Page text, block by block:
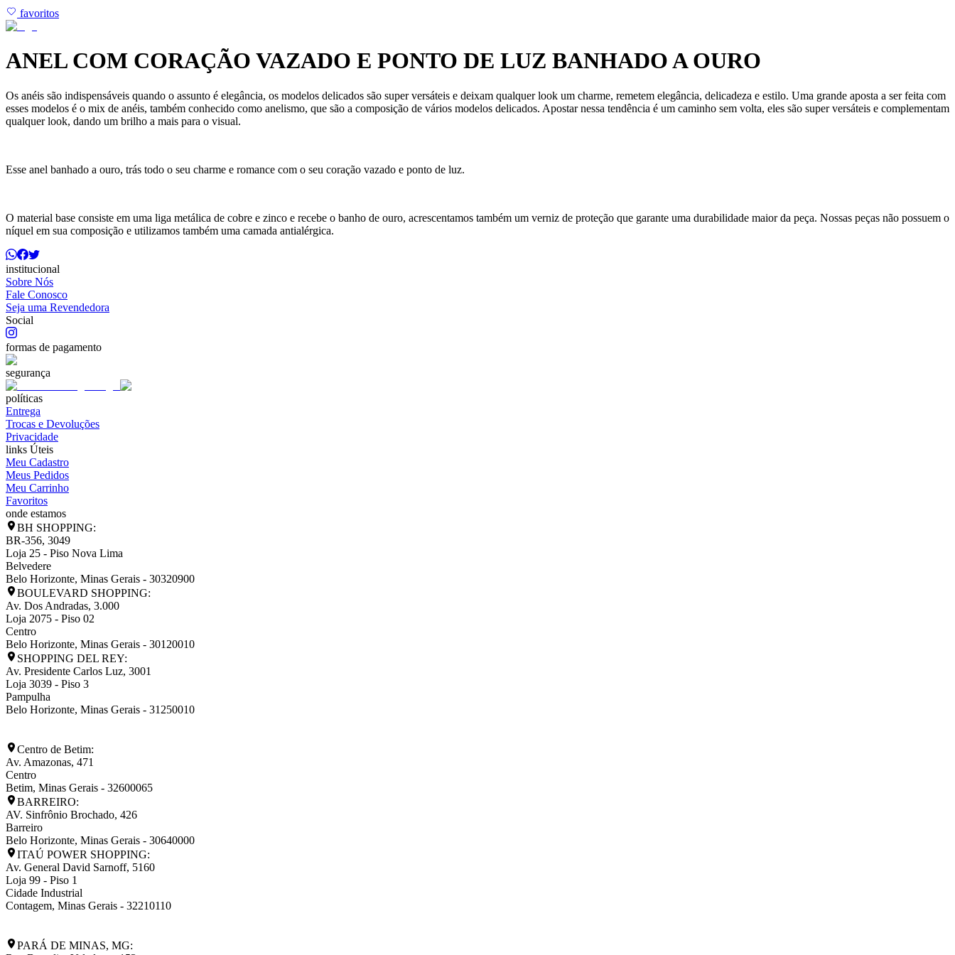
favoritos
ANEL COM CORAÇÃO VAZADO E PONTO DE LUZ BANHADO A OURO
Os anéis são indispensáveis quando o assunto é elegância, os modelos delicados são super versáteis e deixam qualquer look um charme, remetem elegância, delicadeza e estilo. Uma grande aposta a ser feita com
esses modelos é o mix de anéis, também conhecido como anelismo, que são a composição de vários modelos delicados. Apostar nessa tendência é um caminho sem volta, eles são super versáteis e complementam
qualquer look, dando um brilho a mais para o visual.
Esse anel banhado a ouro, trás todo o seu charme e romance com o seu coração vazado e ponto de luz.
O material base consiste em uma liga metálica de cobre e zinco e recebe o banho de ouro, acrescentamos também um verniz de proteção que garante uma durabilidade maior da peça. Nossas peças não possuem o
níquel em sua composição e utilizamos também uma camada antialérgica.
institucional
Sobre Nós
Fale Conosco
Seja uma Revendedora
Social
formas de pagamento
segurança
políticas
Entrega
Trocas e Devoluções
Privacidade
links Úteis
Meu Cadastro
Meus Pedidos
Meu Carrinho
Favoritos
onde estamos
BH SHOPPING:
BR-356, 3049
Loja 25 - Piso Nova Lima
Belvedere
Belo Horizonte, Minas Gerais - 30320900
BOULEVARD SHOPPING:
Av. Dos Andradas, 3.000
Loja 2075 - Piso 02
Centro
Belo Horizonte, Minas Gerais - 30120010
SHOPPING DEL REY:
Av. Presidente Carlos Luz, 3001
Loja 3039 - Piso 3
Pampulha
Belo Horizonte, Minas Gerais - 31250010
Centro de Betim:
Av. Amazonas, 471
Centro
Betim, Minas Gerais - 32600065
BARREIRO:
AV. Sinfrônio Brochado, 426
Barreiro
Belo Horizonte, Minas Gerais - 30640000
ITAÚ POWER SHOPPING:
Av. General David Sarnoff, 5160
Loja 99 - Piso 1
Cidade Industrial
Contagem, Minas Gerais - 32210110
PARÁ DE MINAS, MG: